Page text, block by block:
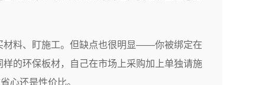
材料、盯施工。但缺点也很明显——你被绑定在
的环保板材，自己在市场上采购加上单独请施
心还是性价比。